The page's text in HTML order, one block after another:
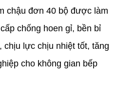
chậu đơn 40 bộ được làm
chống hoen gỉ, bền bỉ
chịu lực chịu nhiệt tốt, tăng
cho không gian bếp